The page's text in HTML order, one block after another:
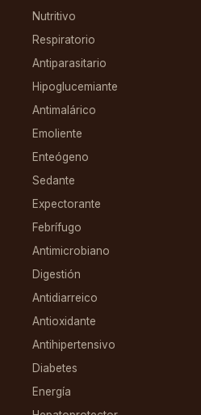
Nutritivo
Respiratorio
Antiparasitario
Hipoglucemiante
Antimalárico
Emoliente
Enteógeno
Sedante
Expectorante
Febrífugo
Antimicrobiano
Digestión
Antidiarreico
Antioxidante
Antihipertensivo
Diabetes
Energía